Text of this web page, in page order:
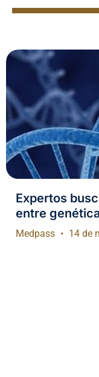
Expertos
entre
Medpass 14 de